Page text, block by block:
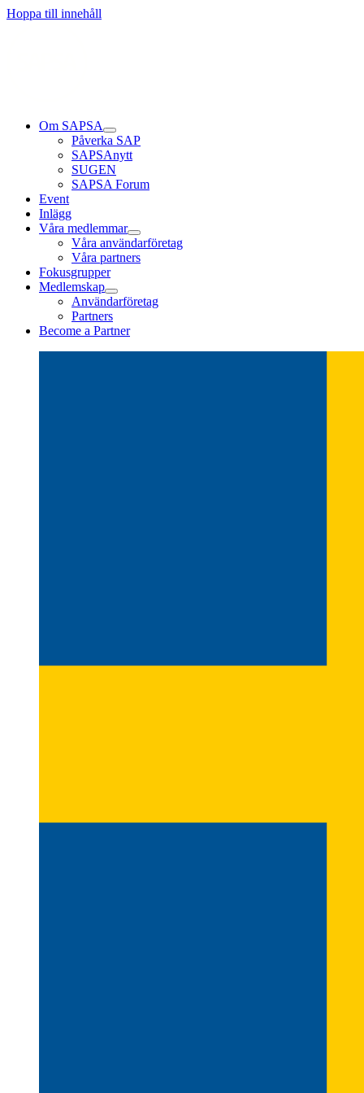
Hoppa till innehåll
Om SAPSA
Påverka SAP
SAPSAnytt
SUGEN
SAPSA Forum
Event
Inlägg
Våra medlemmar
Våra användarföretag
Våra partners
Fokusgrupper
Medlemskap
Användarföretag
Partners
Become a Partner
Läs mer
Läs mer
Läs mer